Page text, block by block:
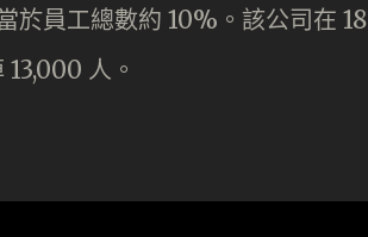
於員工總數約 10%。該公司在 18
人。